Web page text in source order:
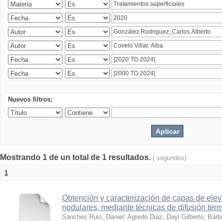
Nuevos filtros:
Mostrando 1 de un total de 1 resultados. ( segundos)
1
Obtención y caracterización de capas de
nodulares, mediante técnicas de difusión
Sánchez Ruiz, Daniel ; Agredo Diaz, Dayi Gilberto;